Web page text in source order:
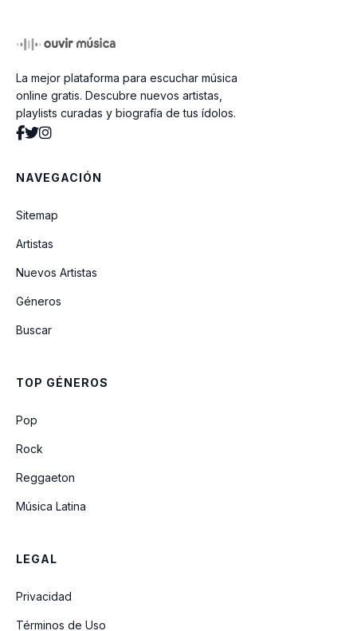
Borboletas
La mejor plataforma para escuchar música
online gratis. Descubre nuevos artistas,
playlists curadas y biografía de tus ídolos.
NAVEGACIÓN
Sitemap
Artistas
Nuevos Artistas
Géneros
Buscar
TOP GÉNEROS
Pop
Rock
Reggaeton
Música Latina
LEGAL
Privacidad
Términos de Uso